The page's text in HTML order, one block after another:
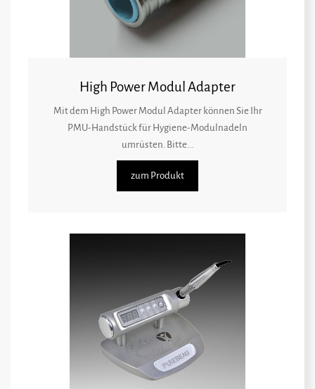
High Power Modul Adapter
Mit dem High Power Modul Adapter können Sie Ihr
PMU-Handstück für Hygiene-Modulnadeln
umrüsten. Bitte...
zum Produkt